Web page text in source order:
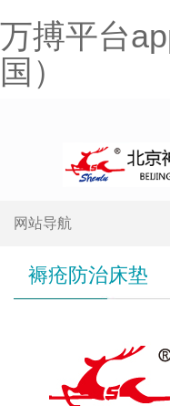
万搏平台
国）
网站导航
褥疮防治床垫